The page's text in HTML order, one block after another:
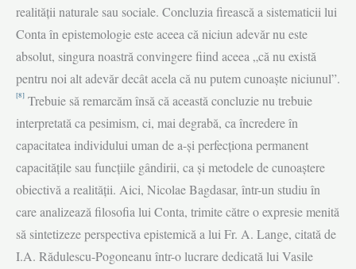
realităţii naturale sau sociale. Concluzia firească a sistematicii lui
Conta în epistemologie este aceea că niciun adevăr nu este
absolut, singura noastră convingere fiind aceea „că nu există
pentru noi alt adevăr decât acela că nu putem cunoaşte niciunul”.
[8] Trebuie să remarcăm însă că această concluzie nu trebuie
interpretată ca pesimism, ci, mai degrabă, ca încredere în
capacitatea individului uman de a-şi perfecţiona permanent
capacităţile sau funcţi­ile gândirii, ca şi metodele de cunoaştere
obiectivă a realităţii. Aici, Nicolae Bagdasar, într-un studiu în
care analizează filosofia lui Conta, trimite către o expresie menită
să sintetizeze perspectiva epistemică a lui Fr. A. Lange, citată de
I.A. Rădulescu-Pogoneanu într-o lucrare dedicată lui Vasile